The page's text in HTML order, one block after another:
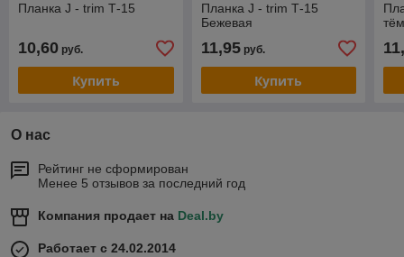
Планка J - trim Т-15
10,60 руб.
Купить
Планка J - trim Т-15
Бежевая
11,95руб.
Купить
О нас
Рейтинг не сформирован
Менее 5 отзывов за последний год
Компания продает на Deal.by
Работает с 24.02.2014